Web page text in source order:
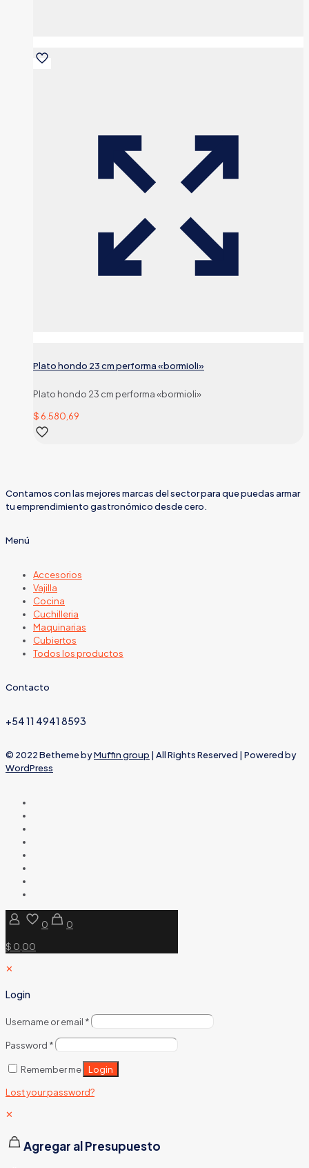
Plato hondo 23 cm performa «bormioli»
Plato hondo 23 cm performa «bormioli»
$ 6.580,69
Contamos con las mejores marcas del sector para que puedas armar
tu emprendimiento gastronómico desde cero.
Menú
Accesorios
Vajilla
Cocina
Cuchilleria
Maquinarias
Cubiertos
Todos los productos
Contacto
+54 11 4941 8593
© 2022 Betheme byMuffin group | All Rights Reserved | Powered by
WordPress
0
0
$ 0,00
✕
Login
Username or email *
Password *
Remember me Login
Lost your password?
✕
Agregar al Presupuesto